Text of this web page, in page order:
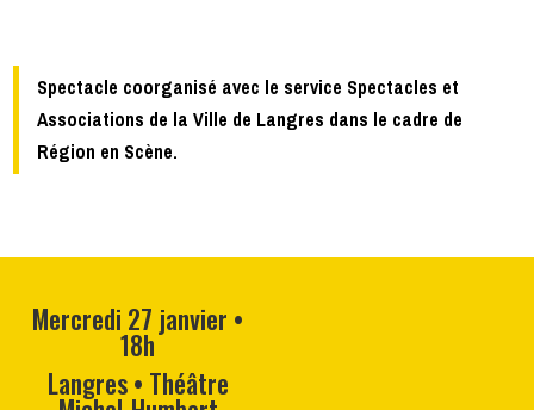
Spectacle coorganisé avec le service Spectacles et
Associations de la Ville de Langres dans le cadre de
Région en Scène.
Mercredi 27 janvier •
18h
Langres • Théâtre